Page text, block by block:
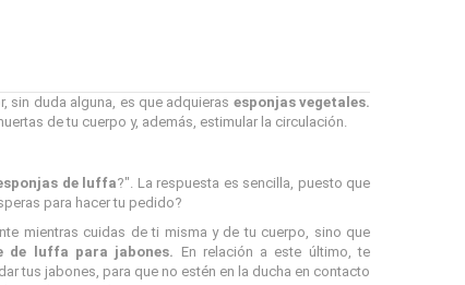
sin duda alguna, es que adquieras esponjas vegetales.
de tu cuerpo y, además, estimular la circulación.
de luffa?". La respuesta es sencilla, puesto que
para hacer tu pedido?
mientras cuidas de ti misma y de tu cuerpo, sino que
de luffa para jabones. En relación a este último, te
tus jabones, para que no estén en la ducha en contacto